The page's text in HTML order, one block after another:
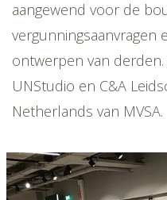
aangewend voor de
vergunningsaanvragen
ontwerpen van derden.
UNStudio en C&A
Netherlands van MVSA.